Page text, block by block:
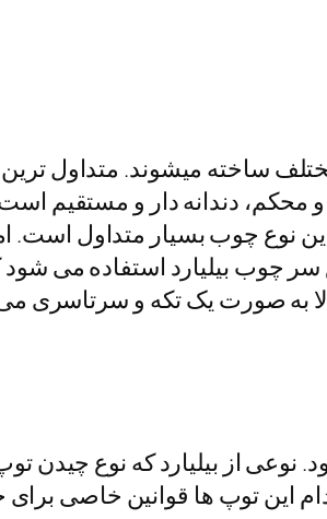
ساخته میشوند. متداول
دندانه دار و مستقیم است
نوع چوب بسیار متداول است.
چوب بیلیارد استفاده می شود
به صورت یک تکه و سرتاسری
۳ یا ۱۵ شار استفاده می شود. نوعی از